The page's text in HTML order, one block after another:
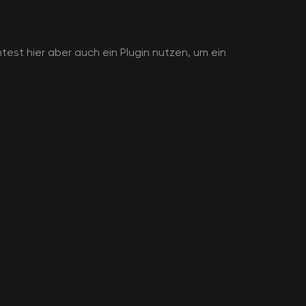
hier aber auch ein Plugin nutzen, um ein